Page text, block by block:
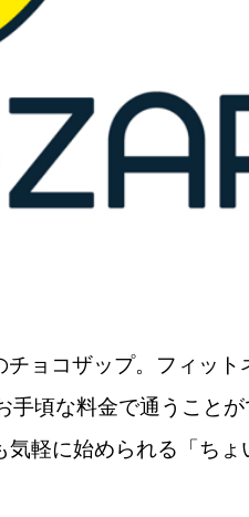
ョコザップ。フィット
頃な料金で通うこと
軽に始められる「ちょ